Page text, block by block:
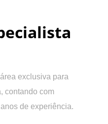
exclusiva para
contando com
de experiência.